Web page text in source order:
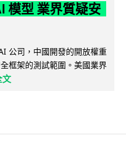
模型 業界質疑安
公司，中國開發的開放權重
框架的測試範圍。美國業界
文